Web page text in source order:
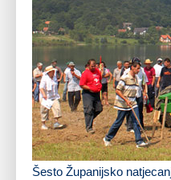
Šesto Županijsko